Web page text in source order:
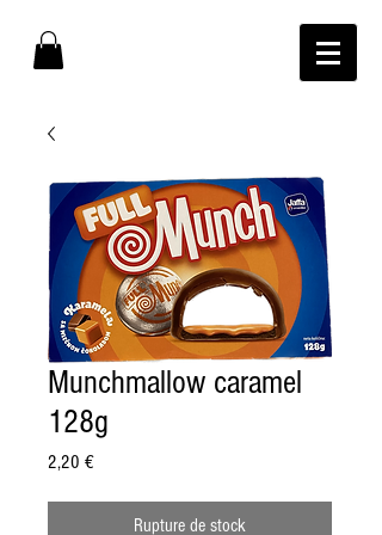
Munchmallow caramel
128g
2,20 €Prix
Rupture de stock